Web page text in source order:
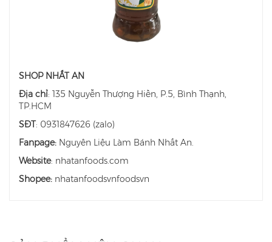
SHOP NHẤT AN
Địa chỉ: 135 Nguyễn Thượng Hiền, P.5, Bình Thạnh,
TP.HCM
SĐT: 0931847626 (zalo)
Fanpage: Nguyên Liệu Làm Bánh Nhất An.
Website: nhatanfoods.com
Shopee: nhatanfoodsvnfoodsvn